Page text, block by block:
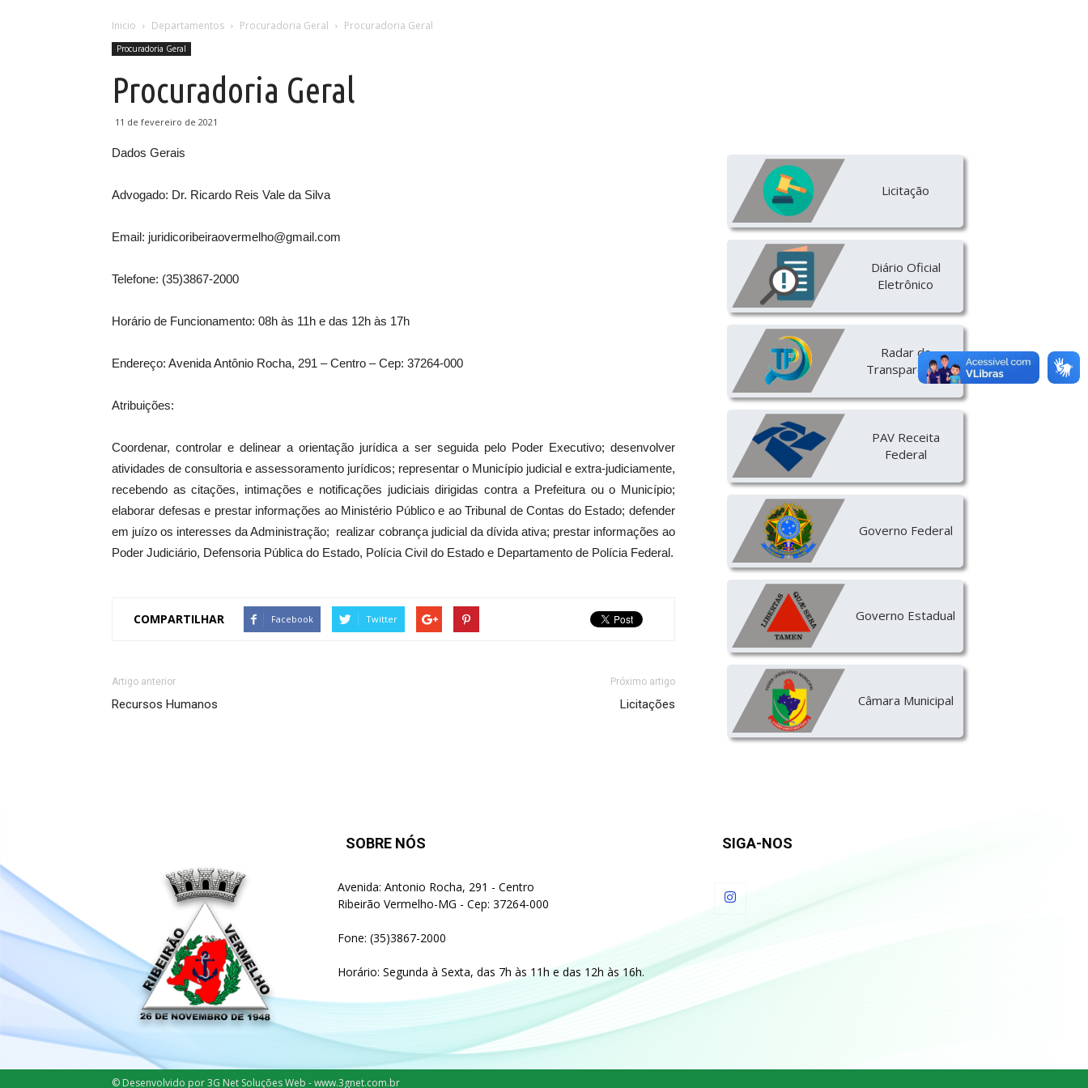
Inicio Departamentos Procuradoria Geral Procuradoria Geral
Procuradoria Geral
Procuradoria Geral
11 de fevereiro de 2021
Dados Gerais
Advogado: Dr. Ricardo Reis Vale da Silva
Email: juridicoribeiraovermelho@gmail.com
Telefone: (35)3867-2000
Horário de Funcionamento: 08h às 11h e das 12h às 17h
Endereço: Avenida Antônio Rocha, 291 – Centro – Cep: 37264-000
Atribuições:
Coordenar, controlar e delinear a orientação jurídica a ser seguida pelo Poder Executivo; desenvolver
atividades de consultoria e assessoramento jurídicos; representar o Município judicial e extra-judiciamente,
recebendo as citações, intimações e notificações judiciais dirigidas contra a Prefeitura ou o Município;
elaborar defesas e prestar informações ao Ministério Público e ao Tribunal de Contas do Estado; defender
em juízo os interesses da Administração; realizar cobrança judicial da dívida ativa; prestar informações ao
Poder Judiciário, Defensoria Pública do Estado, Polícia Civil do Estado e Departamento de Polícia Federal.
COMPARTILHAR Facebook Twitter
Artigo anterior
Recursos Humanos
Próximo artigo
Licitações
Licitação
Diário Oficial
Eletrônico
Radar da
Transparencia
PAV Receita
Federal
Governo Federal
Governo Estadual
Câmara Municipal
SOBRE NÓS
Avenida: Antonio Rocha, 291 - Centro
Ribeirão Vermelho-MG - Cep: 37264-000
Fone: (35)3867-2000
Horário: Segunda à Sexta, das 7h às 11h e das 12h às 16h.
SIGA-NOS
© Desenvolvido por 3G Net Soluções Web - www.3gnet.com.br